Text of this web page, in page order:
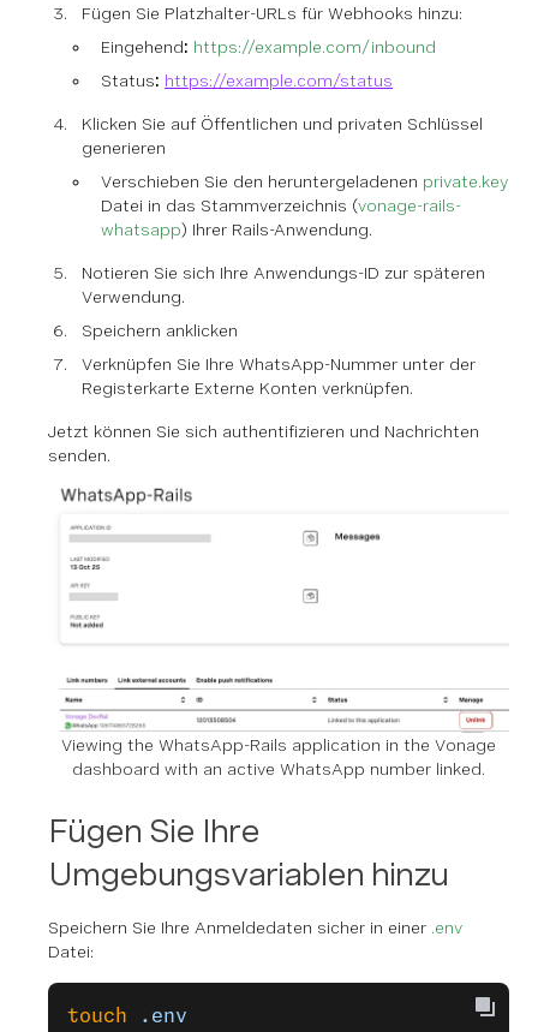
Fügen Sie Platzhalter-URLs für Webhooks hinzu:
Eingehend: https://example.com/inbound
Status: https://example.com/status
Klicken Sie auf Öffentlichen und privaten Schlüssel
generieren
Verschieben Sie den heruntergeladenen private.key
Datei in das Stammverzeichnis (vonage-rails-
whatsapp) Ihrer Rails-Anwendung.
Notieren Sie sich Ihre Anwendungs-ID zur späteren
Verwendung.
Speichern anklicken
Verknüpfen Sie Ihre WhatsApp-Nummer unter der
Registerkarte Externe Konten verknüpfen.
Jetzt können Sie sich authentifizieren und Nachrichten
senden.
Viewing the WhatsApp-Rails application in the Vonage
dashboard with an active WhatsApp number linked.
Fügen Sie Ihre
Umgebungsvariablen hinzu
Speichern Sie Ihre Anmeldedaten sicher in einer .env
Datei:
touch .env